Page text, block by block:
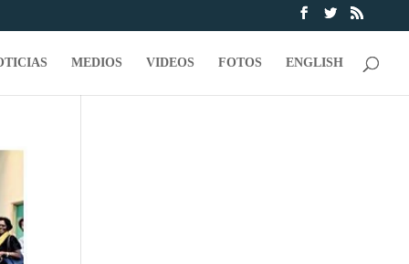
MEDIOS VIDEOS FOTOS ENGLISH